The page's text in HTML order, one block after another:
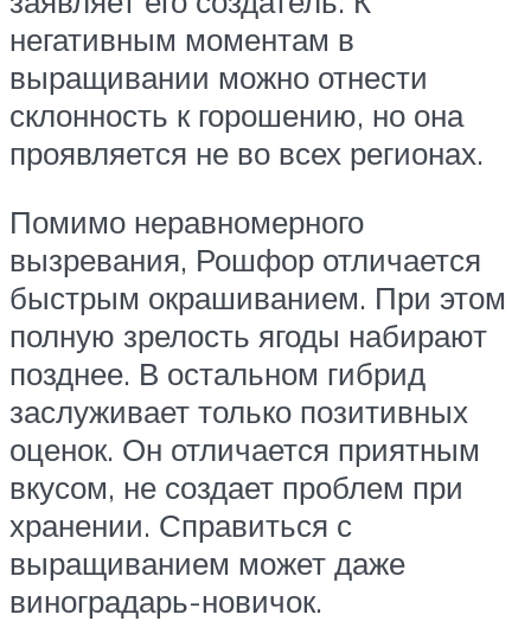
негативным моментам в
выращивании можно отнести
склонность к горошению, но она
проявляется не во всех регионах.
Помимо неравномерного
вызревания, Рошфор отличается
быстрым окрашиванием. При этом
полную зрелость ягоды набирают
позднее. В остальном гибрид
заслуживает только позитивных
оценок. Он отличается приятным
вкусом, не создает проблем при
хранении. Справиться с
выращиванием может даже
виноградарь-новичок.